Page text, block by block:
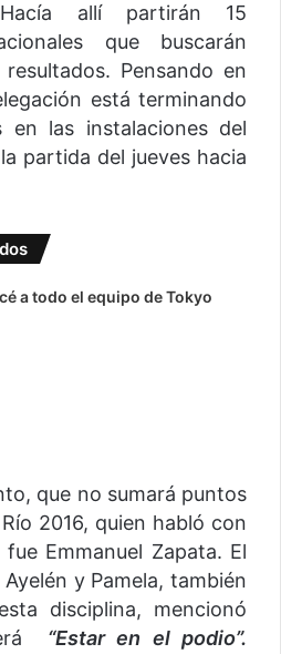
allí partirán 15
que buscarán
Pensando en
está terminando
en las instalaciones del
partida del jueves hacia
a todo el equipo de Tokyo
que no sumará puntos
2016, quien habló con
Emmanuel Zapata. El
y Pamela, también
disciplina, mencionó
“Estar en el podio”.